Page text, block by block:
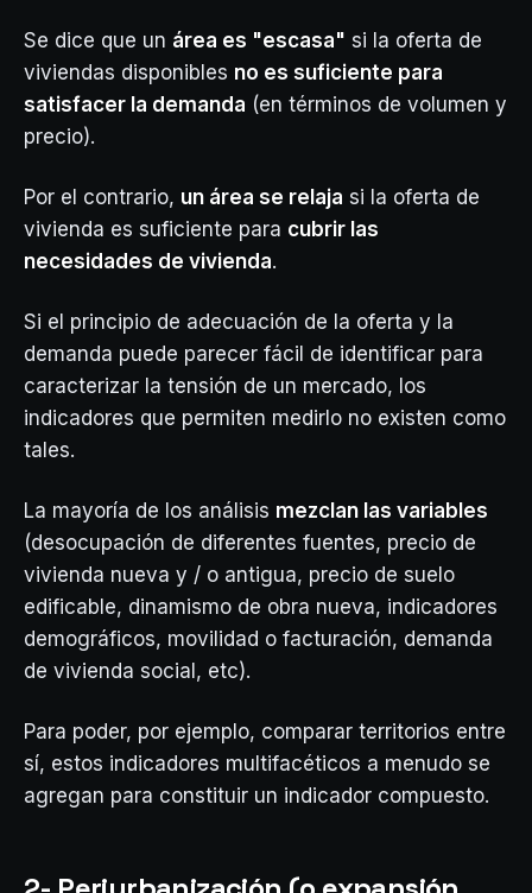
Se dice que un área es "escasa" si la oferta de
viviendas disponibles no es suficiente para
satisfacer la demanda (en términos de volumen y
precio).
Por el contrario, un área se relaja si la oferta de
vivienda es suficiente para cubrir las
necesidades de vivienda.
Si el principio de adecuación de la oferta y la
demanda puede parecer fácil de identificar para
caracterizar la tensión de un mercado, los
indicadores que permiten medirlo no existen como
tales.
La mayoría de los análisis mezclan las variables
(desocupación de diferentes fuentes, precio de
vivienda nueva y / o antigua, precio de suelo
edificable, dinamismo de obra nueva, indicadores
demográficos, movilidad o facturación, demanda
de vivienda social, etc).
Para poder, por ejemplo, comparar territorios entre
sí, estos indicadores multifacéticos a menudo se
agregan para constituir un indicador compuesto.